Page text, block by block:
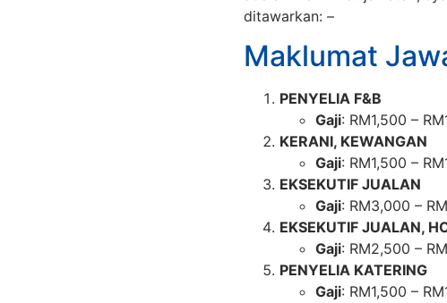
ditawarkan: –
Maklumat
PENYELIA F&B
Gaji: RM1,500 –
KERANI, KEWANGAN
Gaji: RM1,500 –
EKSEKUTIF JUALAN
Gaji: RM3,000 –
EKSEKUTIF JUALAN,
Gaji: RM2,500 –
PENYELIA KATERING
Gaji: RM1,500 –